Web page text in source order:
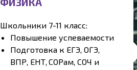
Школьники 7-11 класс:
Повышение успеваемости
Подготовка к ЕГЭ, ОГЭ,
ВПР, ЕНТ, СОРам, СОЧ и